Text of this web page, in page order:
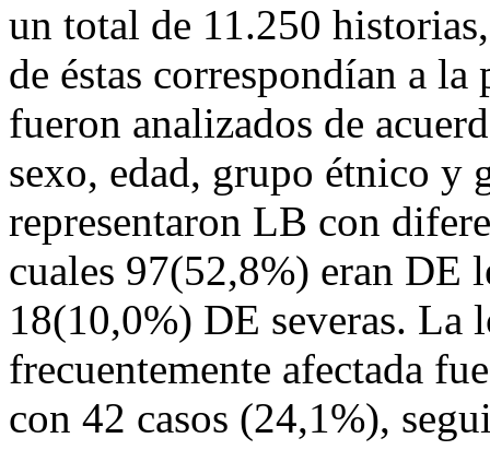
un total de 11.250
de éstas correspondían a
fueron analizados de
sexo, edad, grupo étnico y
representaron LB con
cuales 97(52,8%) eran DE
18(10,0%) DE severas. La
frecuentemente afectada
con 42 casos (24,1%),